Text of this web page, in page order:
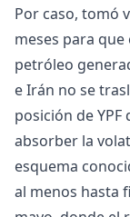
Por caso, tomó
meses para
petróleo
e Irán no se
posición de
absorber la
esquema
al menos hasta